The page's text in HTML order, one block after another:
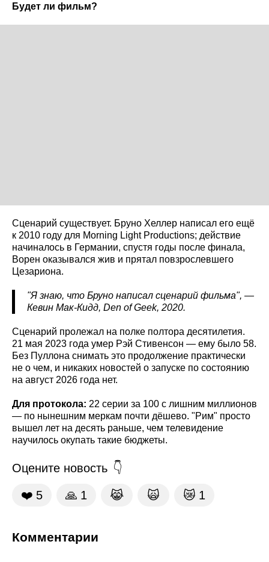
Будет ли фильм?
Сценарий существует. Бруно Хеллер написал его ещё
к 2010 году для Morning Light Productions; действие
начиналось в Германии, спустя годы после финала,
Ворен оказывался жив и прятал повзрослевшего
Цезариона.
"Я знаю, что Бруно написал сценарий фильма", —
Кевин Мак-Кидд, Den ofGeek, 2020.
Сценарий пролежал на полке полтора десятилетия.
21 мая 2023 года умер Рэй Стивенсон — ему было 58.
Без Пуллона снимать это продолжение практически
не о чем, и никаких новостей о запуске по состоянию
на август 2026 года нет.
Для протокола: 22 серии за 100 с лишним миллионов
— по нынешним меркам почти дёшево. "Рим" просто
вышел лет на десять раньше, чем телевидение
научилось окупать такие бюджеты.
Оцените новость
❤️ 5 🙏 1 😹 🙀 😿 1
Комментарии